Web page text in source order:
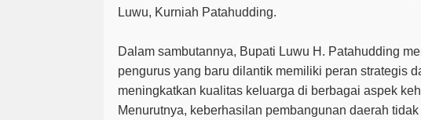
Luwu, Kurniah Patahudding.
Dalam sambutannya, Bupati Luwu H. Patahudding
pengurus yang baru dilantik memiliki peran strategis
meningkatkan kualitas keluarga di berbagai aspek
Menurutnya, keberhasilan pembangunan daerah